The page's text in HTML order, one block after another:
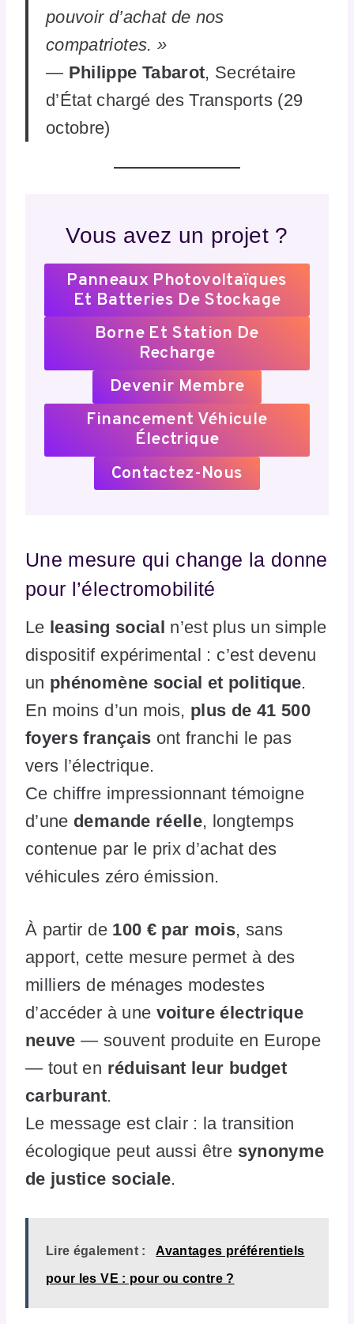
pouvoir d’achat de nos
compatriotes. »
— Philippe Tabarot, Secrétaire
d’État chargé des Transports (29
octobre)
Vous avez un projet ?
Panneaux Photovoltaïques
Et Batteries De Stockage
Borne Et Station De
Recharge
Devenir Membre
Financement Véhicule
Électrique
Contactez-Nous
Une mesure qui change la donne
pour l’électromobilité
Le leasing social n’est plus un simple
dispositif expérimental : c’est devenu
un phénomène social et politique.
En moins d’un mois, plus de 41 500
foyers français ont franchi le pas
vers l’électrique.
Ce chiffre impressionnant témoigne
d’une demande réelle, longtemps
contenue par le prix d’achat des
véhicules zéro émission.
À partir de 100 € par mois, sans
apport, cette mesure permet à des
milliers de ménages modestes
d’accéder à une voiture électrique
neuve — souvent produite en Europe
— tout en réduisant leur budget
carburant.
Le message est clair : la transition
écologique peut aussi être synonyme
de justice sociale.
Lire également : Avantages préférentiels
pour les VE : pour ou contre ?